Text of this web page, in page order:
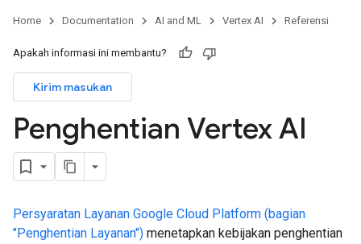
Home Documentation AI and ML Vertex AI Referensi
Apakah informasi ini membantu?
Kirim masukan
Penghentian Vertex AI
Persyaratan Layanan Google Cloud Platform (bagian
"Penghentian Layanan") menetapkan kebijakan penghentian